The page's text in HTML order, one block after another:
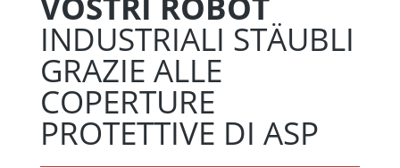
INDUSTRIALI STÄUBLI
GRAZIE ALLE
COPERTURE
PROTETTIVE DI ASP